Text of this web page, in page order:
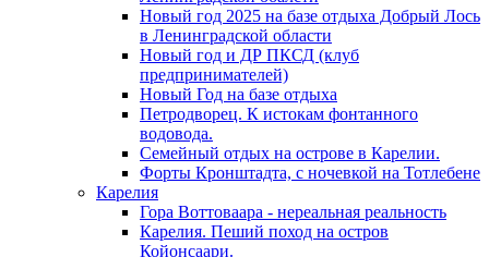
Новый год 2025 на базе отдыха Добрый Лось
в Ленинградской области
Новый год и ДР ПКСД (клуб
предпринимателей)
Новый Год на базе отдыха
Петродворец. К истокам фонтанного
водовода.
Семейный отдых на острове в Карелии.
Форты Кронштадта, с ночевкой на Тотлебене
Карелия
Гора Воттоваара - нереальная реальность
Карелия. Пеший поход на остров
Койонсаари.